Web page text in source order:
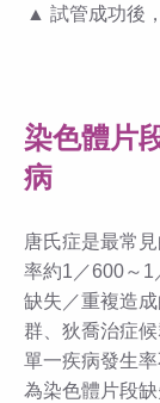
▲ 試管成功後
染色體片
病
唐氏症是最常
率約1／600～1
缺失／重複造
群、狄喬治症
單一疾病發生
為染色體片段